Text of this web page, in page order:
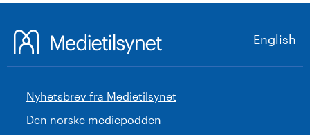
English
Nyhetsbrev fra Medietilsynet
Den norske mediepodden